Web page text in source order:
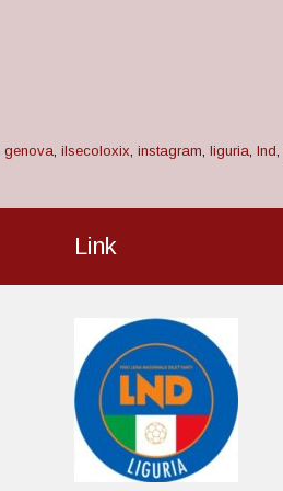
genova, ilsecoloxix, instagram, liguria, lnd,
Link